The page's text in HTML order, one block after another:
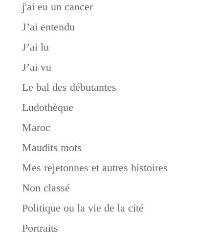
j'ai eu un cancer
J’ai entendu
J’ai lu
J’ai vu
Le bal des débutantes
Ludothèque
Maroc
Maudits mots
Mes rejetonnes et autres histoires
Non classé
Politique ou la vie de la cité
Portraits